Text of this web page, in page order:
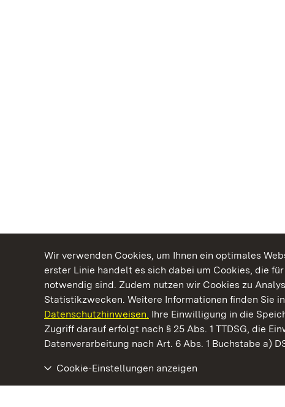
Wir verwenden Cookies, um Ihnen ein optimales
erster Linie handelt es sich dabei um Cookies, die
notwendig sind. Zudem nutzen wir Cookies zu
Statistikzwecken. Weitere Informationen finden Sie
Datenschutzhinweisen. Ihre Einwilligung in die
Zugriff darauf erfolgt nach § 25 Abs. 1 TTDSG, die
Datenverarbeitung nach Art. 6 Abs. 1 Buchstabe a)
Cookie-Einstellungen anzeigen
Kommen. Staunen. Genießen.